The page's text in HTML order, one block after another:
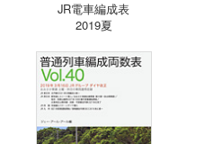
JR電車編成表
2019夏